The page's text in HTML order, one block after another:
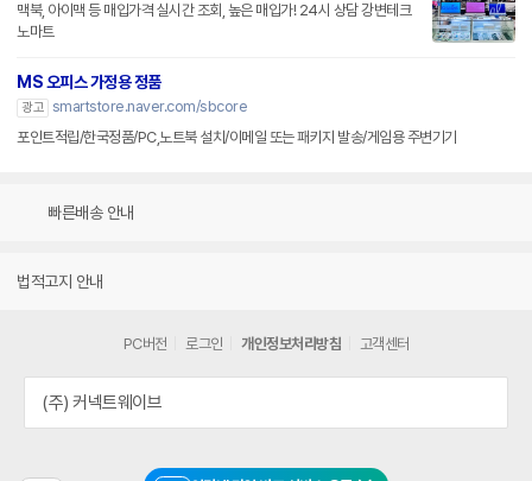
맥북, 아이맥 등 매입가격 실시간 조회, 높은 매입가! 24시 상담 강변테크
노마트
MS 오피스 가정용 정품
광고 smartstore.naver.com/sbcore
포인트적립/한국정품/PC,노트북 설치/이메일 또는 패키지 발송/게임용 주변기기
빠른배송 안내
법적고지 안내
PC버전 로그인 개인정보처리방침 고객센터
(주) 커넥트웨이브